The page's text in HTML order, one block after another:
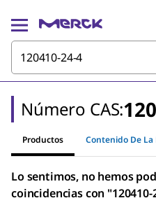
Número CAS:
Productos Contenido De La
Lo sentimos, no hemos
coincidencias con "120410-